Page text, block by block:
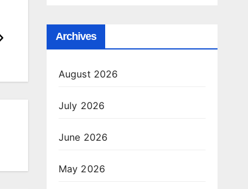
Archives
August 2026
July 2026
June 2026
May 2026